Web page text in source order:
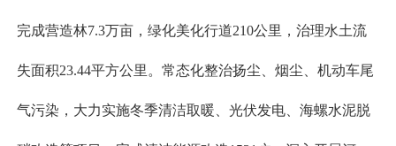
完成营造林7.3万亩，绿化美化行道210公里，治理水土流
失面积23.44平方公里。常态化整治扬尘、烟尘、机动车尾
气污染，大力实施冬季清洁取暖、光伏发电、海螺水泥脱